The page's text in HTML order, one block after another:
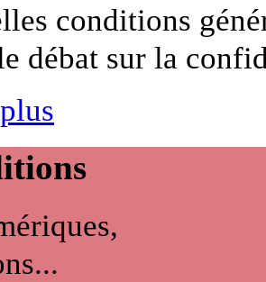
conditions
débat sur la